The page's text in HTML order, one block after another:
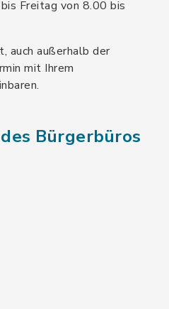
Freitag von 8.00 bis
auch außerhalb der
mit Ihrem
Bürgerbüros